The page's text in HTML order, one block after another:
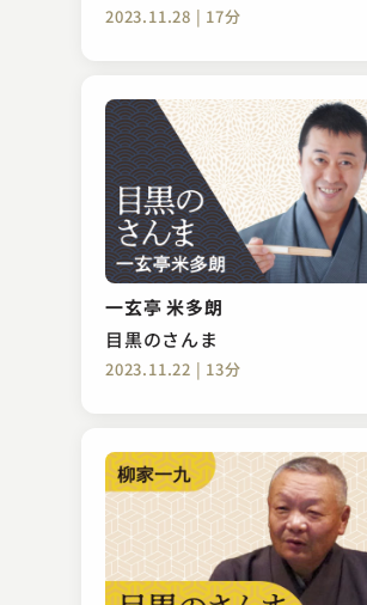
2023.11.28 | 17分
一玄亭 米多朗
目黒のさんま
2023.11.22 | 13分